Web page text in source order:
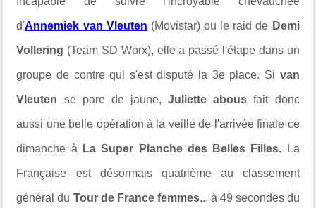
d'Annemiek van Vleuten (Movistar) ou le raid de Demi
Vollering (Team SD Worx), elle a passé l'étape dans un
groupe de contre qui s'est disputé la 3e place. Si van
Vleuten se pare de jaune,Juliette abous fait donc
aussi une belle opération à la veille de l'arrivée finale ce
dimanche à La Super Planche des Belles Filles. La
Française est désormais quatrième au classement
général du Tour de France femmes... à 49 secondes du